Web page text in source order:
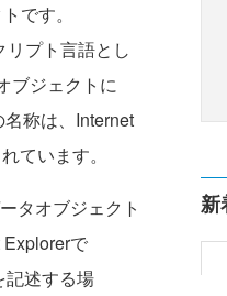
です。
プト言語とし
ブジェクトに
称は、Internet
ています。
タオブジェクト
で
記述する場
新